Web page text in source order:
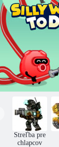
Streľba pre
chlapcov